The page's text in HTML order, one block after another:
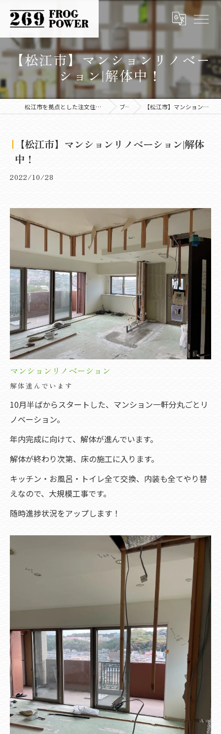
【松江市】マンションリノベー
ション|解体中！
松江市を拠点とした注文住宅なら株式会社FROG POWER ブログ 【松江市】マンションリノベーション|解体中！
【松江市】マンションリノベーション|解体
中！
2022/10/28
マンションリノベーション
解体進んでいます
10月半ばからスタートした、マンション一軒分丸ごとリ
ノベーション。
年内完成に向けて、解体が進んでいます。
解体が終わり次第、床の施工に入ります。
キッチン・お風呂・トイレ全て交換、内装も全てやり替
えなので、大規模工事です。
随時進捗状況をアップします！